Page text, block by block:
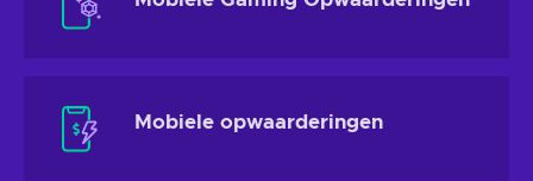
Mobiele opwaarderingen